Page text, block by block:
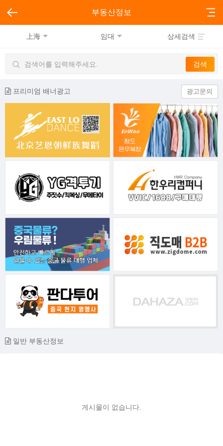
부동산정보
上海 임대 상세검색
프리미엄 배너광고 광고문의
일반 부동산정보
게시물이 없습니다.